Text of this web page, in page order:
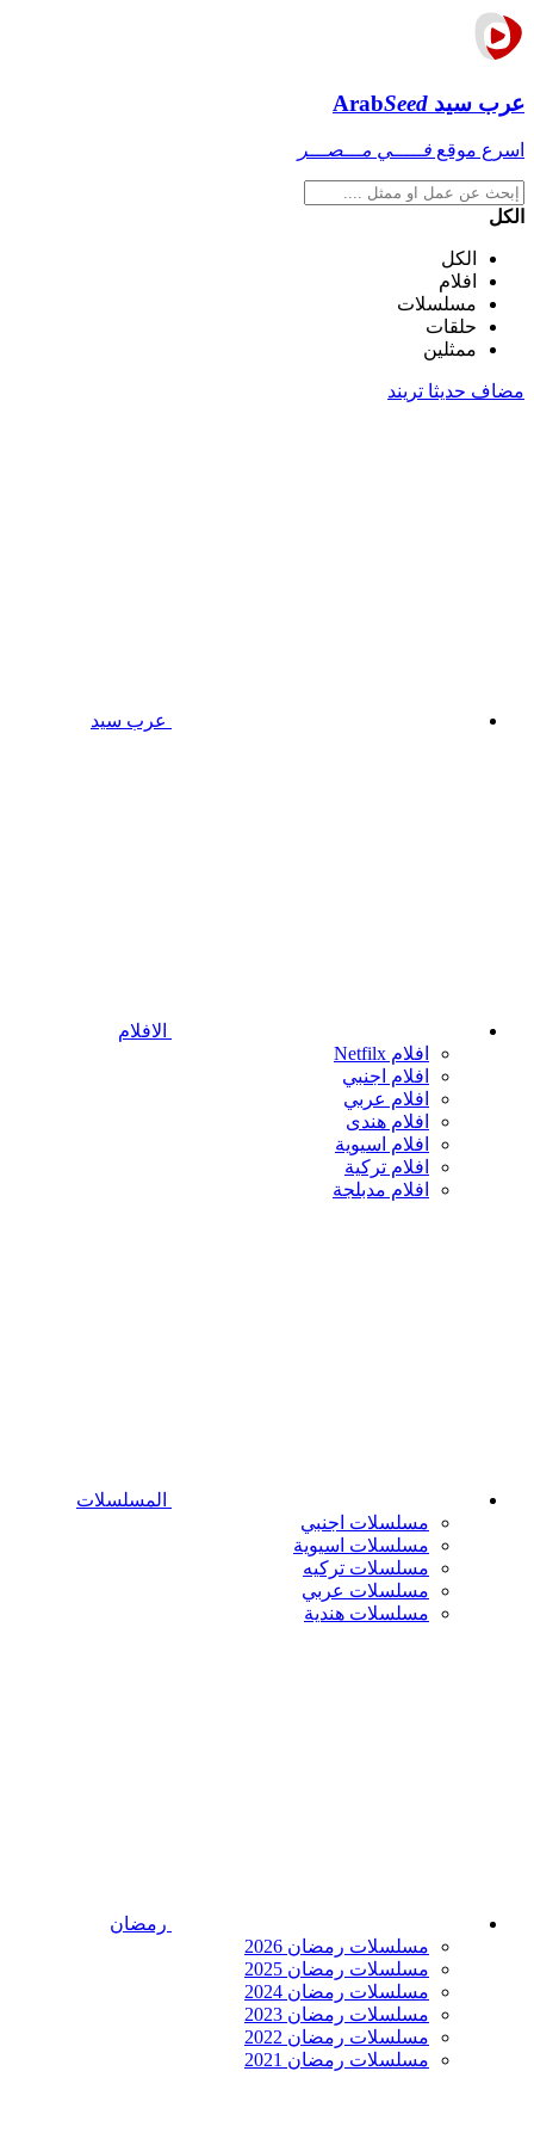
عرب سيد ArabSeed
اسرع موقع فـــــي مـــصـــر
الكل
الكل
افلام
مسلسلات
حلقات
ممثلين
مضاف حديثا تريند
عرب سيد
الافلام
افلام Netfilx
افلام اجنبي
افلام عربي
افلام هندى
افلام اسيوية
افلام تركية
افلام مدبلجة
المسلسلات
مسلسلات اجنبي
مسلسلات اسيوية
مسلسلات تركيه
مسلسلات عربي
مسلسلات هندية
رمضان
مسلسلات رمضان 2026
مسلسلات رمضان 2025
مسلسلات رمضان 2024
مسلسلات رمضان 2023
مسلسلات رمضان 2022
مسلسلات رمضان 2021